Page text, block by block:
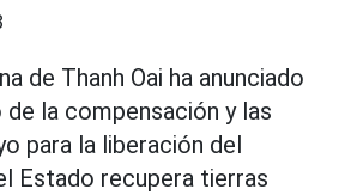
de Thanh Oai ha anunciado
la compensación y las
para la liberación del
Estado recupera tierras